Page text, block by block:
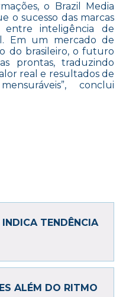
o Brazil Media
o sucesso das marcas
inteligência de
Em um mercado de
do brasileiro, o futuro
prontas, traduzindo
real e resultados de
conclui
INDICA TENDÊNCIA
ALÉM DO RITMO